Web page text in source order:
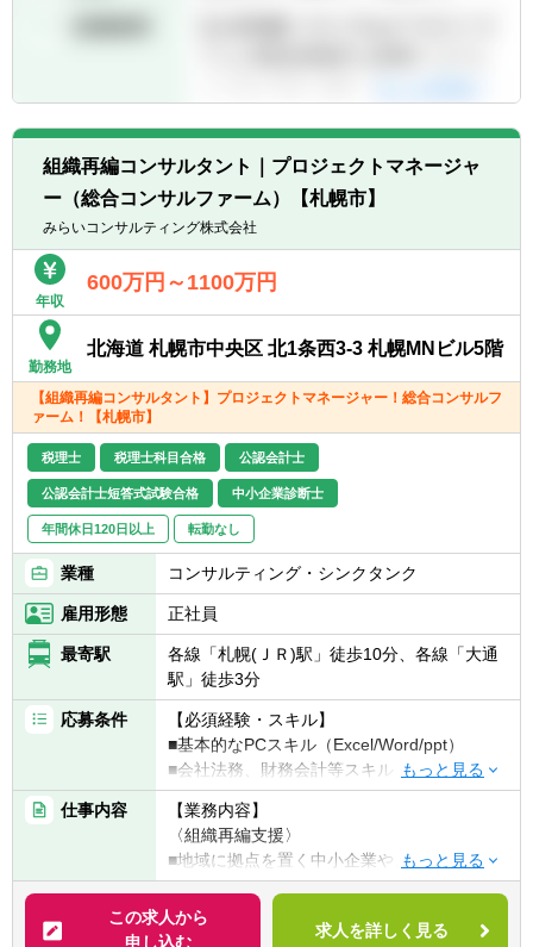
組織再編コンサルタント｜プロジェクトマネージャ
ー（総合コンサルファーム）【札幌市】
みらいコンサルティング株式会社
年収
600万円～1100万円
勤務地
北海道 札幌市中央区 北1条西3-3 札幌MNビル5階
【組織再編コンサルタント】プロジェクトマネージャー！総合コンサルフ
ァーム！【札幌市】
税理士 税理士科目合格 公認会計士
公認会計士短答式試験合格 中小企業診断士
年間休日120日以上 転勤なし
業種 コンサルティング・シンクタンク
雇用形態 正社員
最寄駅
各線「札幌(ＪＲ)駅」徒歩10分、各線「大通
駅」徒歩3分
応募条件
【必須経験・スキル】
■基本的なPCスキル（Excel/Word/ppt）
■会社法務、財務会計等スキル
■事業会社での経営企画部経験のある方
■システムコンサルティング等のプロジェク
トマネジャー経験のある方
■M＆AやFA業務等のコンサルティング業務経
験のある方
仕事内容
【業務内容】
〈組織再編支援〉
■地域に拠点を置く中小企業や、IPOを目指す
成長企業から上場会社まで、幅広い業種・企
業規模のお客さまを対象に、組織再編コンサ
ルティング業務のプロジェクト推進をお任せ
この求人から
申し込む
求人を詳しく見る